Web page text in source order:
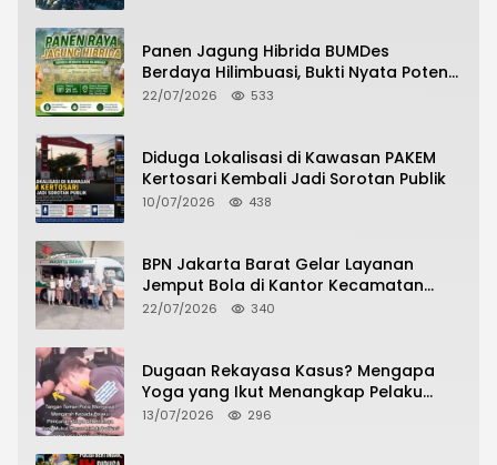
Panen Jagung Hibrida BUMDes
Berdaya Hilimbuasi, Bukti Nyata Potensi
Pertanian Desa
22/07/2026 533
Diduga Lokalisasi di Kawasan PAKEM
Kertosari Kembali Jadi Sorotan Publik
10/07/2026 438
BPN Jakarta Barat Gelar Layanan
Jemput Bola di Kantor Kecamatan
Grogol Petamburan, Warga Antusias
22/07/2026 340
Dugaan Rekayasa Kasus? Mengapa
Yoga yang Ikut Menangkap Pelaku
Pencurian Toko Ponsel di Pancur Batu
13/07/2026 296